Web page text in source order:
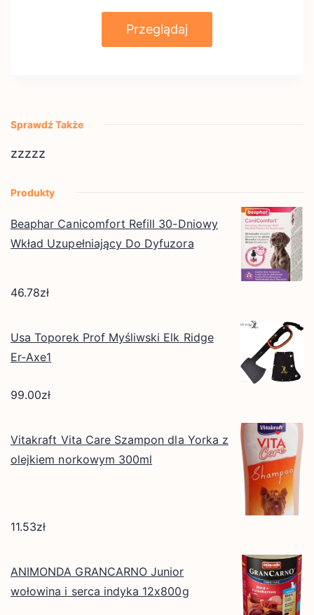
Przeglądaj
Sprawdź Także
zzzzz
Produkty
Beaphar Canicomfort Refill 30-Dniowy
Wkład Uzupełniający Do Dyfuzora
46.78zł
Usa Toporek Prof Myśliwski Elk Ridge
Er-Axe1
99.00zł
Vitakraft Vita Care Szampon dla Yorka z
olejkiem norkowym 300ml
11.53zł
ANIMONDA GRANCARNO Junior
wołowina i serca indyka 12x800g